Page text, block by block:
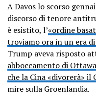
A Davos lo scorso
discorso di tenore
è esistito, l’«ordine
troviamo ora in un era
Trump aveva risposto
abboccamento di
che la Cina «divorerà» il
mire sulla Groenlandia.